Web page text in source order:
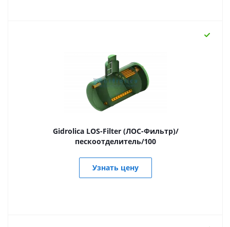
Gidrolica LOS-Filter (ЛОС-Фильтр)/
пескоотделитель/100
Узнать цену